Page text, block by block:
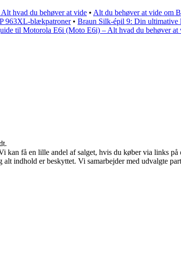
hvad du behøver at vide • Alt du behøver at vide om
963XL-blækpatroner• Braun Silk-épil 9: Din ultimative
til Motorola E6i (Moto E6i) – Alt hvad du behøver at
kan få en lille andel af salget, hvis du køber via links på
indhold er beskyttet. Vi samarbejder med udvalgte